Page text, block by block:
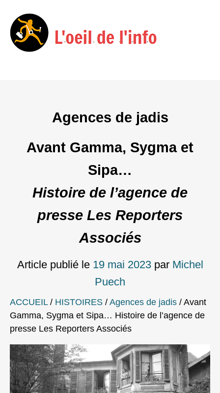
Agences de jadis
Avant Gamma, Sygma et
Sipa…
Histoire de l’agence de
presse Les Reporters
Associés
Article publié le 19 mai 2023 par Michel
Puech
ACCUEIL/ HISTOIRES / Agences de jadis / Avant
Gamma, Sygma et Sipa… Histoire de l’agence de
presse Les Reporters Associés